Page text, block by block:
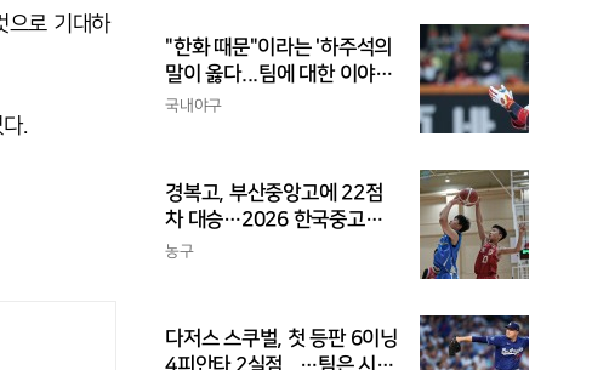
으로 기대하
.
"한화 때문"이라는 '하주석의
말이 옳다...팀에 대한 이야
기, 끝까지 안 하는 게 도리
국내야구
경복고, 부산중앙고에 22점
차 대승…2026 한국중고농
구 주말리그 왕중왕전 첫 승
농구
다저스 스쿠벌, 첫 등판 6이닝
4피안타 2실점...…팀은 시즌